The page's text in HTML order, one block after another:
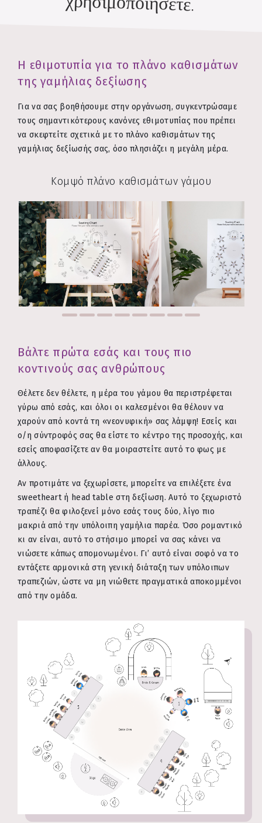
Η εθιμοτυπία για το πλάνο καθισμάτων
της γαμήλιας δεξίωσης
Για να σας βοηθήσουμε στην οργάνωση, συγκεντρώσαμε
τους σημαντικότερους κανόνες εθιμοτυπίας που πρέπει
να σκεφτείτε σχετικά με το πλάνο καθισμάτων της
γαμήλιας δεξίωσής σας, όσο πλησιάζει η μεγάλη μέρα.
Κομψό πλάνο καθισμάτων γάμου
Βάλτε πρώτα εσάς και τους πιο
κοντινούς σας ανθρώπους
Θέλετε δεν θέλετε, η μέρα του γάμου θα περιστρέφεται
γύρω από εσάς, και όλοι οι καλεσμένοι θα θέλουν να
χαρούν από κοντά τη «νεονυφική» σας λάμψη! Εσείς και
ο/η σύντροφός σας θα είστε το κέντρο της προσοχής, και
εσείς αποφασίζετε αν θα μοιραστείτε αυτό το φως με
άλλους.
Αν προτιμάτε να ξεχωρίσετε, μπορείτε να επιλέξετε ένα
sweetheart ή head table στη δεξίωση. Αυτό το ξεχωριστό
τραπέζι θα φιλοξενεί μόνο εσάς τους δύο, λίγο πιο
μακριά από την υπόλοιπη γαμήλια παρέα. Όσο ρομαντικό
κι αν είναι, αυτό το στήσιμο μπορεί να σας κάνει να
νιώσετε κάπως απομονωμένοι. Γι’ αυτό είναι σοφό να το
εντάξετε αρμονικά στη γενική διάταξη των υπόλοιπων
τραπεζιών, ώστε να μη νιώθετε πραγματικά αποκομμένοι
από την ομάδα.